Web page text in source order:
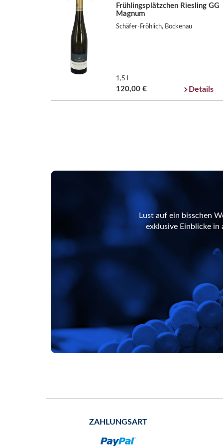
Frühlingsplätzchen Riesling GG
Magnum
Schäfer-Fröhlich, Bockenau
1,5 l
120,00 € Details
Lust auf ein bisschen
exklusive Einblicke in
ZAHLUNGSART